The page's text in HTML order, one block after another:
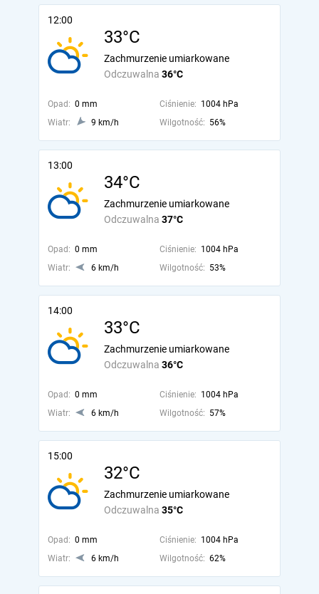
12:00
33°C
Odczuwalna 36°C
Zachmurzenie umiarkowane
Opad: 0 mm Ciśnienie: 1004 hPa
Wiatr:
9 km/h Wilgotność: 56%
13:00
34°C
Odczuwalna 37°C
Zachmurzenie umiarkowane
Opad: 0 mm Ciśnienie: 1004 hPa
Wiatr:
6 km/h Wilgotność: 53%
14:00
33°C
Odczuwalna 36°C
Zachmurzenie umiarkowane
Opad: 0 mm Ciśnienie: 1004 hPa
Wiatr:
6 km/h Wilgotność: 57%
15:00
32°C
Odczuwalna 35°C
Zachmurzenie umiarkowane
Opad: 0 mm Ciśnienie: 1004 hPa
Wiatr:
6 km/h Wilgotność: 62%